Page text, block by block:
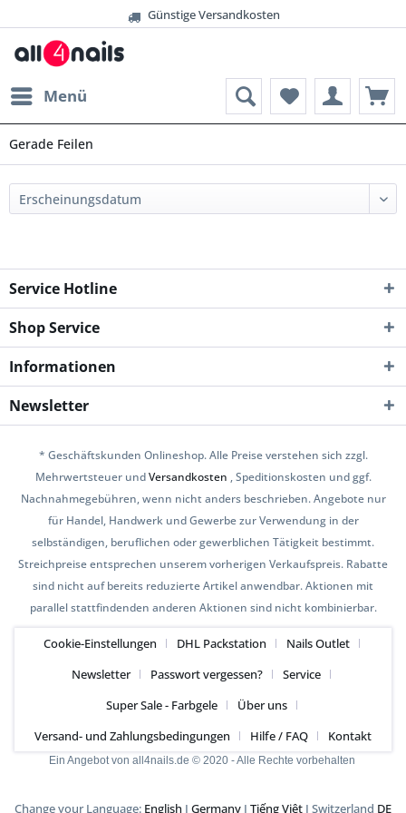
Günstige Versandkosten
Menü
Gerade Feilen
Service Hotline
Shop Service
Informationen
Newsletter
* Geschäftskunden Onlineshop. Alle Preise verstehen sich zzgl.
Mehrwertsteuer undVersandkosten , Speditionskosten und ggf.
Nachnahmegebühren, wenn nicht anders beschrieben. Angebote nur
für Handel, Handwerk und Gewerbe zur Verwendung in der
selbständigen, beruflichen oder gewerblichen Tätigkeit bestimmt.
Streichpreise entsprechen unserem vorherigen Verkaufspreis. Rabatte
sind nicht auf bereits reduzierte Artikel anwendbar. Aktionen mit
parallel stattfindenden anderen Aktionen sind nicht kombinierbar.
Cookie-Einstellungen DHL Packstation
Nails Outlet
Newsletter
Passwort vergessen?
Service
Super Sale - Farbgele
Über uns
Versand- und Zahlungsbedingungen
Hilfe / FAQ Kontakt
Ein Angebot von all4nails.de © 2020 - Alle Rechte vorbehalten
Change your Language: English I Germany I Tiếng Việt I Switzerland DE